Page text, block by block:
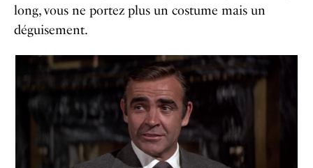
long, vous ne portez plus un costume mais un
déguisement.